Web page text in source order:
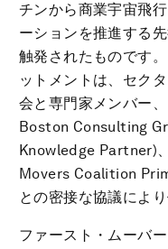
チンから商業宇宙飛
ーションを推進する
触発されたものです
ットメントは、セク
会と専門家メンバー
Boston Consulting
Knowledge Partner)
Movers Coalition
との密接な協議によ
ファースト・ムーバ